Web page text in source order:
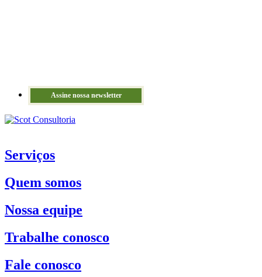
Assine nossa newsletter
Serviços
Quem somos
Nossa equipe
Trabalhe conosco
Fale conosco